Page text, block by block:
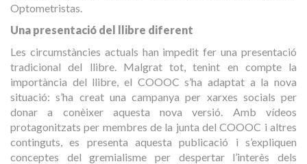
Optometristas.
Una presentació del llibre diferent
Les circumstàncies actuals han impedit fer una presentació
tradicional del llibre. Malgrat tot, tenint en compte la
importància del llibre, el COOOC s’ha adaptat a la nova
situació: s’ha creat una campanya per xarxes socials per
donar a conèixer aquesta nova versió. Amb vídeos
protagonitzats per membres de la junta del COOOC i altres
continguts, es presenta aquesta publicació i s’expliquen
conceptes del gremialisme per despertar l’interès dels